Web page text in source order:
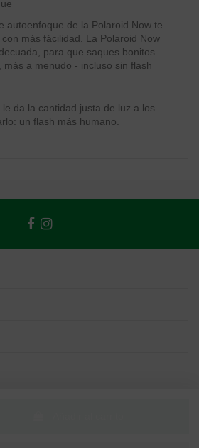
autoenfoque de la Polaroid Now te
más fácilidad. La Polaroid Now
para que saques bonitos
a menudo - incluso sin flash
da la cantidad justa de luz a los
un flash más humano.